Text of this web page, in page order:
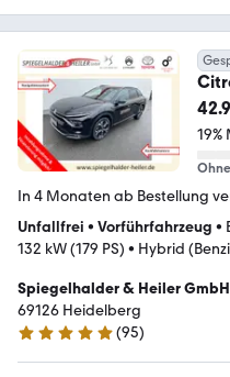
19%
In 4 Monaten ab Bestellung
Unfallfrei • Vorführfahrzeug •
132 kW (179 PS) • Hybrid
Spiegelhalder & Heiler GmbH
69126 Heidelberg
5 Sterne
(95)